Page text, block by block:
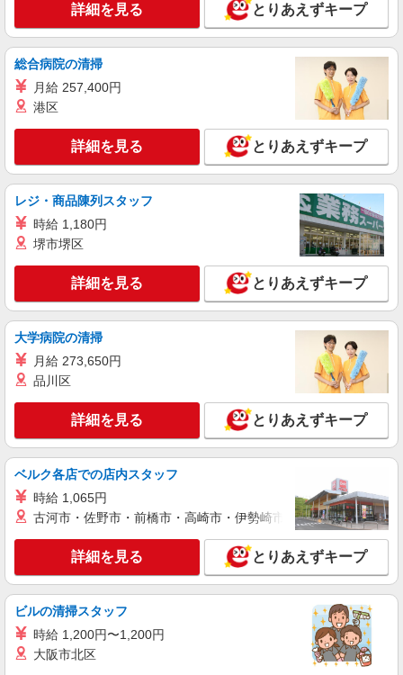
詳細を見る とりあえずキープ
総合病院の清掃
月給 257,400円
港区
詳細を見る とりあえずキープ
レジ・商品陳列スタッフ
時給 1,180円
堺市堺区
詳細を見る とりあえずキープ
大学病院の清掃
月給 273,650円
品川区
詳細を見る とりあえずキープ
ベルク各店での店内スタッフ
時給 1,065円
古河市・佐野市・前橋市・高崎市・伊勢崎市・太田市・館林市
詳細を見る とりあえずキープ
ビルの清掃スタッフ
時給 1,200円〜1,200円
大阪市北区